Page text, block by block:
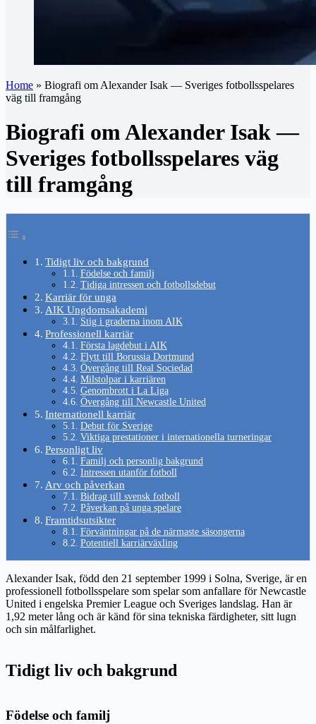
Home » Biografi om Alexander Isak — Sveriges fotbollsspelares
väg till framgång
Biografi om Alexander Isak —
Sveriges fotbollsspelares väg
till framgång
Tidigt liv och bakgrund
Födelse och familj
Tidiga intressen och fotbollsdebut
Karriär för unga
AIK Ungdomsakademi
Stig i graderna inom AIK
Professionell karriär
Första lagdebut i AIK
Flytt till Borussia Dortmund
Övergång till Real Sociedad
Milstolpar i karriären
Genombrott i La Liga
Övergång till Newcastle United
Internationell karriär
Debut för Sverige
Viktiga prestationer i internationella turneringar
Personligt liv
Familj och personlig bakgrund
Intressen utanför fotboll
Arv och påverkan
Bidrag till svensk fotboll
Påverkan på unga spelare
Framtidsutsikter
Förväntningar på de närmaste säsongerna
Potentiell karriärväxling
Alexander Isak, född den 21 september 1999 i Solna, Sverige, är en
professionell fotbollsspelare som spelar som anfallare för Newcastle
United i engelska Premier League och Sveriges landslag. Han är
1,92 meter lång och är känd för sina tekniska färdigheter, sitt lugn
och sin målfarlighet.
Tidigt liv och bakgrund
Födelse och familj